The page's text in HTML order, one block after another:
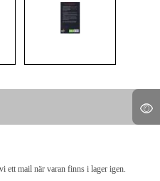
ett mail när varan finns i lager igen.